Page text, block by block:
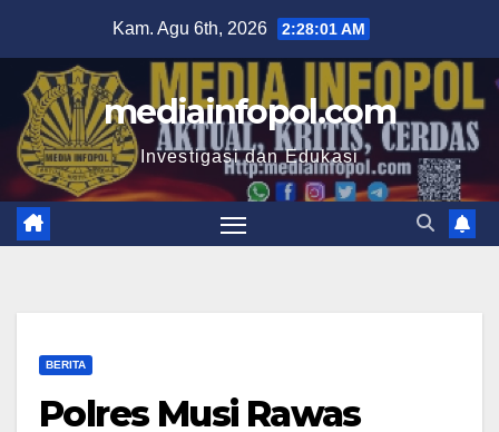
content
Kam. Agu 6th, 2026 2:28:02 AM
mediainfopol.com
Investigasi dan Edukasi
BERITA
Polres Musi Rawas